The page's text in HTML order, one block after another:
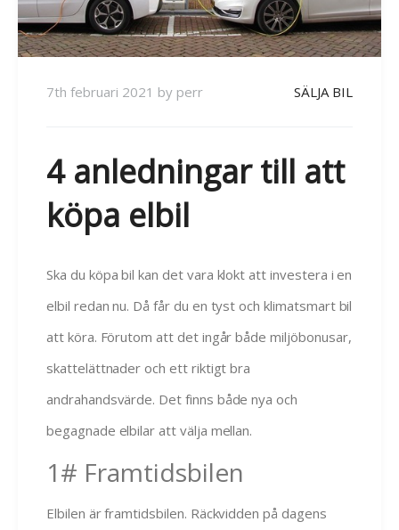
7th februari 2021 by perr SÄLJA BIL
4 anledningar till att
köpa elbil
Ska du köpa bil kan det vara klokt att investera i en
elbil redan nu. Då får du en tyst och klimatsmart bil
att köra. Förutom att det ingår både miljöbonusar,
skattelättnader och ett riktigt bra
andrahandsvärde. Det finns både nya och
begagnade elbilar att välja mellan.
1# Framtidsbilen
Elbilen är framtidsbilen. Räckvidden på dagens